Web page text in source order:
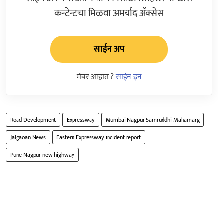
कन्टेन्टचा मिळवा अमर्याद ॲक्सेस
साईन अप
मेंबर आहात ?साईन इन
Road Development Expressway
Mumbai Nagpur Samruddhi Mahamarg
Jalgaoan News
Eastern Expressway incident report
Pune Nagpur new highway